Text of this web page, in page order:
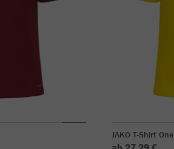
JAKO T-Shirt One